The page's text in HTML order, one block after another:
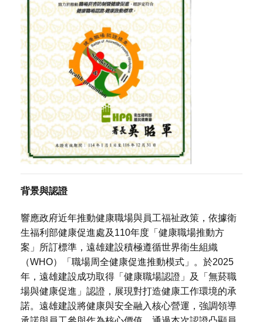
背景與認證
響應政府近年推動健康職場與員工福祉政策，依據衛
生福利部健康促進處及110年度「健康職場推動方
案」所訂標準，遠雄建設積極遵循世界衛生組織
（WHO）「職場周全健康促進推動模式」。於2025
年，遠雄建設成功取得「健康職場認證」及「無菸職
場與健康促進」認證，展現對打造健康工作環境的承
諾。遠雄建設將健康與安全融入核心營運，強調領導